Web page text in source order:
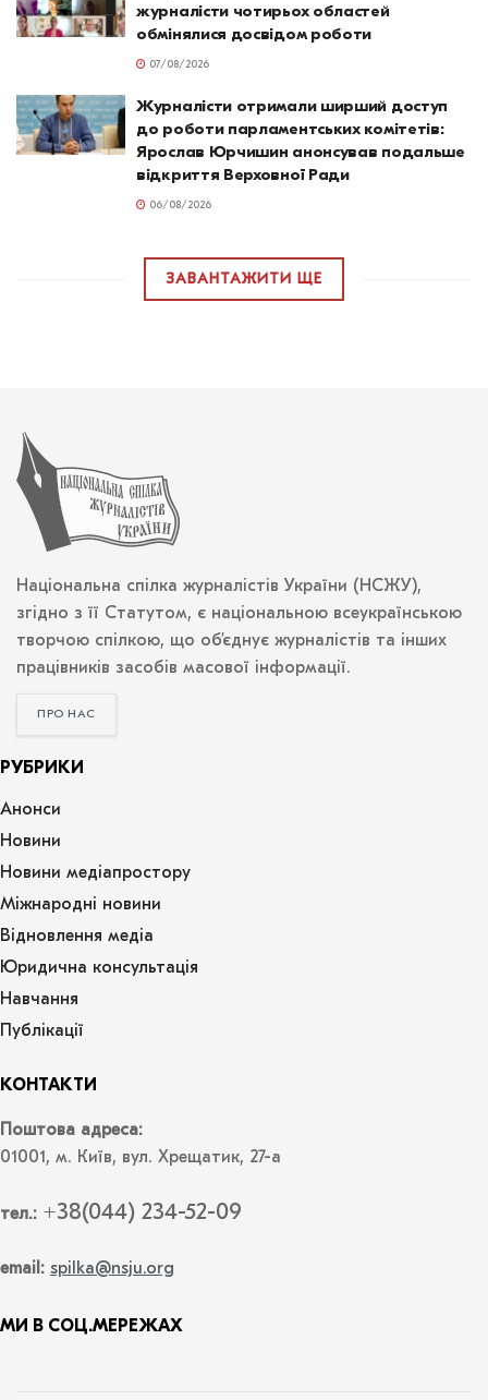
журналісти чотирьох областей
обмінялися досвідом роботи
07/08/2026
Журналісти отримали ширший доступ
до роботи парламентських комітетів:
Ярослав Юрчишин анонсував подальше
відкриття Верховної Ради
06/08/2026
ЗАВАНТАЖИТИ ЩЕ
Національна спілка журналістів України (НСЖУ),
згідно з її Статутом, є національною всеукраїнською
творчою спілкою, що об’єднує журналістів та інших
працівників засобів масової інформації.
ПРО НАС
РУБРИКИ
Анонси
Новини
Новини медіапростору
Міжнародні новини
Відновлення медіа
Юридична консультація
Навчання
Публікації
КОНТАКТИ
Поштова адреса:
01001, м. Київ, вул. Хрещатик, 27-а
тел.: +38(044) 234-52-09
email: spilka@nsju.org
МИ В СОЦ.МЕРЕЖАХ